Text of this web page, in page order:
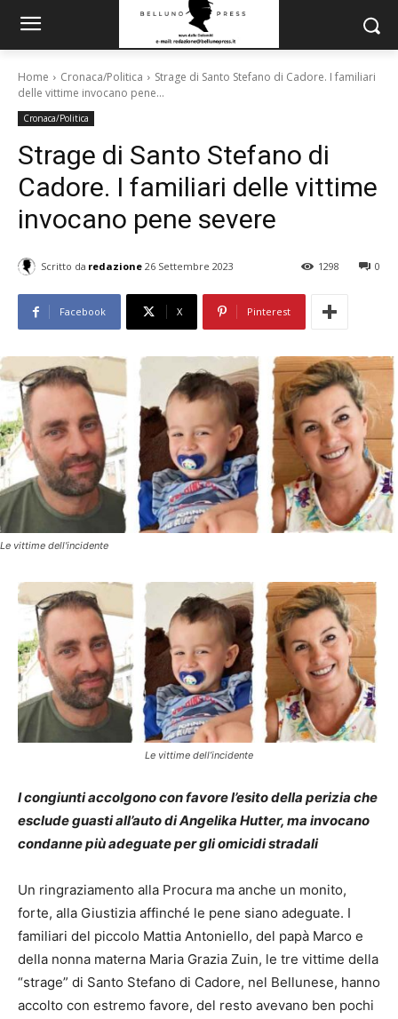
Home Cronaca/Politica
Strage di Santo Stefano di Cadore. I familiari
delle vittime invocano pene...
Cronaca/Politica
Strage di Santo Stefano di
Cadore. I familiari delle vittime
invocano pene severe
Scritto da redazione 26 Settembre 2023 0
1298
Facebook X Pinterest
Le vittime dell'incidente
Le vittime dell’incidente
I congiunti accolgono con favore l’esito della perizia che
esclude guasti all’auto di Angelika Hutter, ma invocano
condanne più adeguate per gli omicidi stradali
Un ringraziamento alla Procura ma anche un monito,
forte, alla Giustizia affinché le pene siano adeguate. I
familiari del piccolo Mattia Antoniello, del papà Marco e
della nonna materna Maria Grazia Zuin, le tre vittime della
“strage” di Santo Stefano di Cadore, nel Bellunese, hanno
accolto con estremo favore, del resto avevano ben pochi